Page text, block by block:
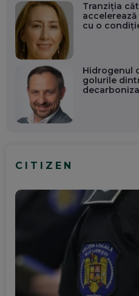
Tranziția
accelerează
cu o
Hidrogenul
golurile
CITIZEN